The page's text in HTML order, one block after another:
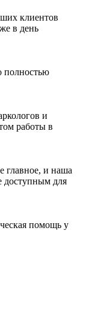
клиентов
в день
полностью
и
работы в
и наша
доступным для
помощь у